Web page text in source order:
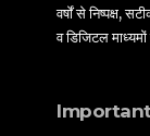
वर्षों से निष्पक्ष,
व डिजिटल